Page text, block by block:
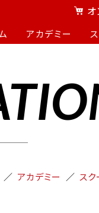
オ
アカデミー
アカデミー スク